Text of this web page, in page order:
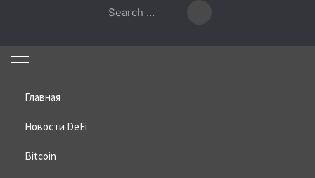
Search
for:
Главная
Новости DeFi
Bitcoin
Home»Bitcoin